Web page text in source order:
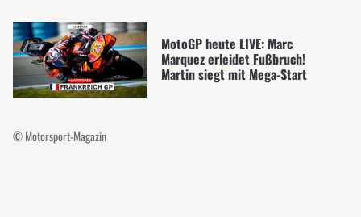
MotoGP heute LIVE: Marc
Marquez erleidet Fußbruch!
Martin siegt mit Mega-Start
© Motorsport-Magazin